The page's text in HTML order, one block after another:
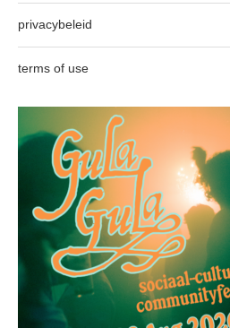
privacybeleid
terms of use